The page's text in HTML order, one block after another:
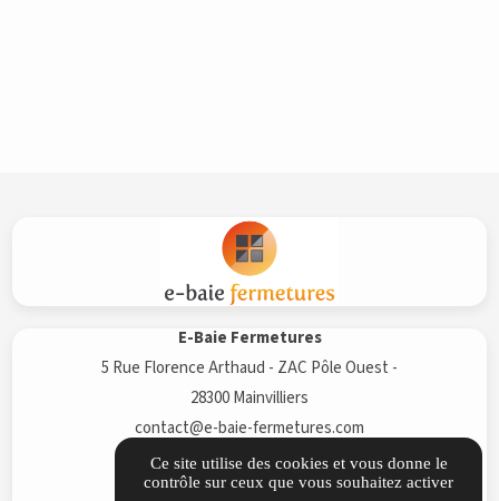
E-Baie Fermetures
5 Rue Florence Arthaud - ZAC Pôle Ouest -
28300 Mainvilliers
contact@e-baie-fermetures.com
02 44 10 02 56
Ce site utilise des cookies et vous donne le
contrôle sur ceux que vous souhaitez activer